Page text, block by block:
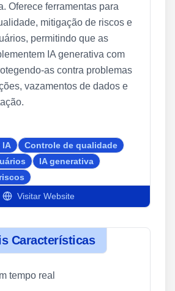
Oferece ferramentas para
mitigação de riscos e
permitindo que as
IA generativa com
as contra problemas
vazamentos de dados e
IA
Controle de qualidade
IA generativa
Visitar Website
Características
tempo real